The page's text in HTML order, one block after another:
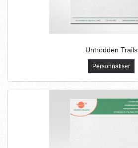
Untrodden Trails
Personnaliser